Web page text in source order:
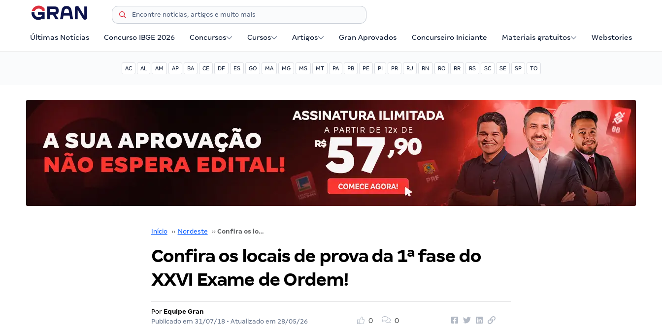
Últimas Notícias Concurso IBGE 2026 Concursos Cursos Artigos Gran Aprovados Concurseiro Iniciante Materiais gratuitos Webstories
AC AL AM AP BA CE DF ES GO MA MG MS MT PA PB PE PI PR RJ RN RO RR RS SC SE SP TO
Início ›› Nordeste ›› Confira os locais de prova da 1ª fase do XXVI Exame de Ordem!
Confira os locais de prova da 1ª fase do
XXVI Exame de Ordem!
Por Equipe Gran
Publicado em 31/07/18• Atualizado em 28/05/26
0 0